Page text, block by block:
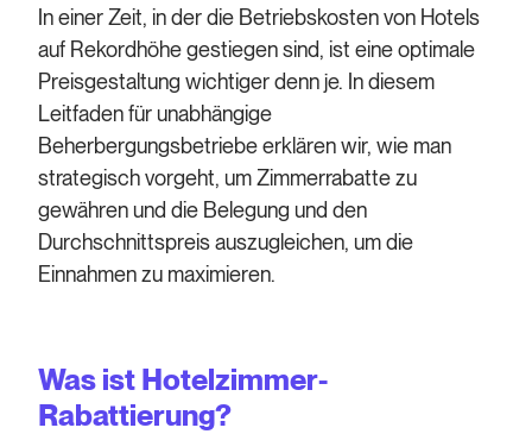
In einer Zeit, in der die Betriebskosten von Hotels
auf Rekordhöhe gestiegen sind, ist eine optimale
Preisgestaltung wichtiger denn je. In diesem
Leitfaden für unabhängige
Beherbergungsbetriebe erklären wir, wie man
strategisch vorgeht, um Zimmerrabatte zu
gewähren und die Belegung und den
Durchschnittspreis auszugleichen, um die
Einnahmen zu maximieren.
Was ist Hotelzimmer-
Rabattierung?